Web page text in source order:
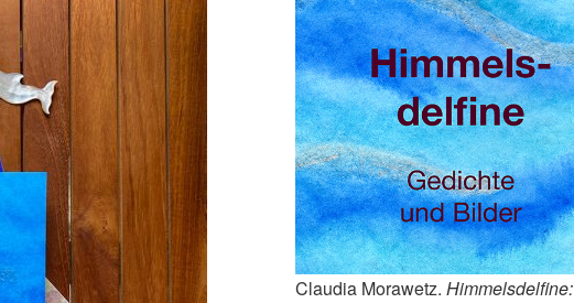
Claudia Morawetz. Himmelsdelfine: